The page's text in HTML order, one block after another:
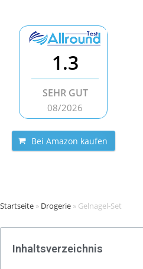
1.3
SEHR GUT
08/2026
Bei Amazon kaufen
Startseite » Drogerie » Gelnagel-Set
Inhaltsverzeichnis